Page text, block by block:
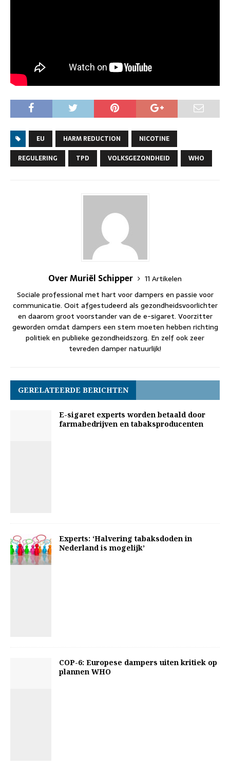
EU HARM REDUCTION
NICOTINE
REGULERING
TPD VOLKSGEZONDHEID WHO
Over Muriël Schipper
11 Artikelen
Sociale professional met hart voor dampers en passie voor
communicatie. Ooit afgestudeerd als gezondheidsvoorlichter
en daarom groot voorstander van de e-sigaret. Voorzitter
geworden omdat dampers een stem moeten hebben richting
politiek en publieke gezondheidszorg. En zelf ook zeer
tevreden damper natuurlijk!
GERELATEERDE BERICHTEN
E-sigaret experts worden betaald door
farmabedrijven en tabaksproducenten
Experts: ‘Halvering tabaksdoden in
Nederland is mogelijk’
COP-6: Europese dampers uiten kritiek op
plannen WHO